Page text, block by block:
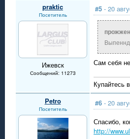
praktic
Посетитель
Ижевск
Сообщений: 11273
#5 - 20
Сам себя
Купайтесь
Petro
Посетитель
#6 - 20
Спасибо,
http://